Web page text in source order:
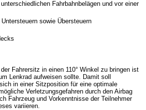
Fahrbahnbelägen und vor einer
sowie Übersteuern
Fahrersitz in einen 110° Winkel zu bringen ist
Lenkrad aufweisen sollte. Damit soll
in einer Sitzposition für eine optimale
Verletzungsgefahren durch den Airbag
Fahrzeug und Vorkenntnisse der Teilnehmer
variieren.